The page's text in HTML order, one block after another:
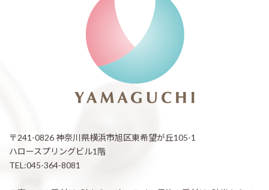
〒241-0826 神奈川県横浜市旭区東希望が丘105-1
ハロースプリングビル1階
TEL:045-364-8081